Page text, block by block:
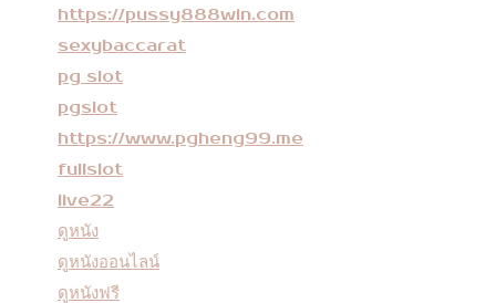
https://pussy888win.com
sexybaccarat
pg slot
pgslot
https://www.pgheng99.me
fullslot
live22
ดูหนัง
ดูหนังออนไลน์
ดูหนังฟรี